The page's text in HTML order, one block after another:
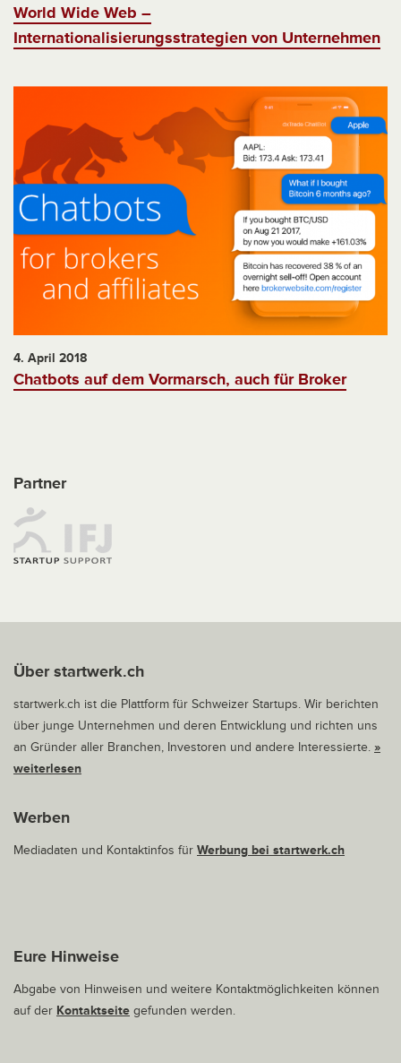
World Wide Web –
Internationalisierungsstrategien von Unternehmen
4. April 2018
Chatbots auf dem Vormarsch, auch für Broker
Partner
Über startwerk.ch
startwerk.ch ist die Plattform für Schweizer Startups. Wir berichten
über junge Unternehmen und deren Entwicklung und richten uns
an Gründer aller Branchen, Investoren und andere Interessierte. »
weiterlesen
Werben
Mediadaten und Kontaktinfos für Werbung bei startwerk.ch
Eure Hinweise
Abgabe von Hinweisen und weitere Kontaktmöglichkeiten können
auf der Kontaktseite gefunden werden.